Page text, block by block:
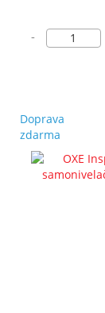
-
Doprava
zdarma